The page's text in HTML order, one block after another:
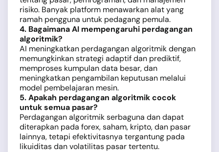
risiko. Banyak platform menawarkan alat yang
ramah pengguna untuk pedagang pemula.
4. Bagaimana AI mempengaruhi perdagangan
algoritmik?
AI meningkatkan perdagangan algoritmik dengan
memungkinkan strategi adaptif dan prediktif,
memproses kumpulan data besar, dan
meningkatkan pengambilan keputusan melalui
model pembelajaran mesin.
5. Apakah perdagangan algoritmik cocok
untuk semua pasar?
Perdagangan algoritmik serbaguna dan dapat
diterapkan pada forex, saham, kripto, dan pasar
lainnya, tetapi efektivitasnya tergantung pada
likuiditas dan volatilitas pasar tertentu.